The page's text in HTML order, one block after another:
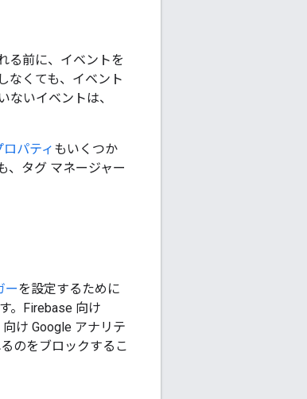
る前に、イベントを
なくても、イベント
いイベントは、
パティ もいくつか
、タグ マネージャー
ーを設定するために
。Firebase 向け
け Google アナリテ
のをブロックするこ